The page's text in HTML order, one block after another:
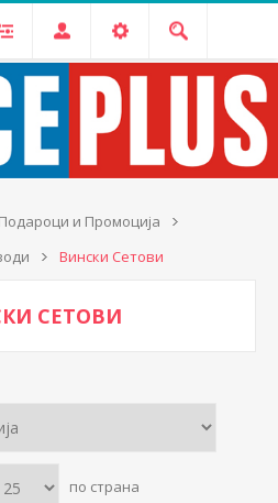
и Промоција
Вински Сетови
СЕТОВИ
по страна